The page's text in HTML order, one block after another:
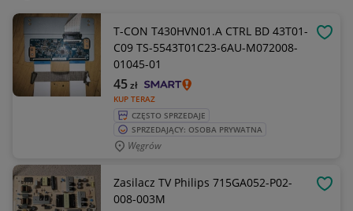
T-CON T430HVN01.A CTRL BD 43T01-
C09 TS-5543T01C23-6AU-M072008-
01045-01
KUP TERAZ
45zł
CZĘSTO SPRZEDAJE
SPRZEDAJĄCY: OSOBA PRYWATNA
Węgrów
Zasilacz TV Philips 715GA052-P02-
008-003M